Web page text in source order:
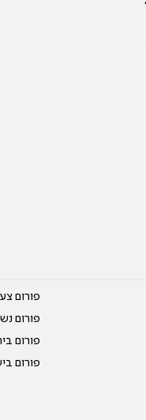
פורום
פורום
פורום
פורום